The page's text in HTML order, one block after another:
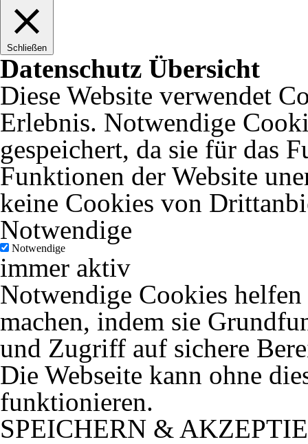
Schließen
Datenschutz Übersicht
Diese Website verwendet
Erlebnis. Notwendige
gespeichert, da sie für das
Funktionen der Website
keine Cookies von
Notwendige
Notwendige
immer aktiv
Notwendige Cookies
machen, indem sie
und Zugriff auf sichere
Die Webseite kann ohne
funktionieren.
SPEICHERN &